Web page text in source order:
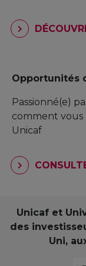
Opportunités
Passionné(e)
comment vous
Unicaf
Unicaf et
des
Uni,